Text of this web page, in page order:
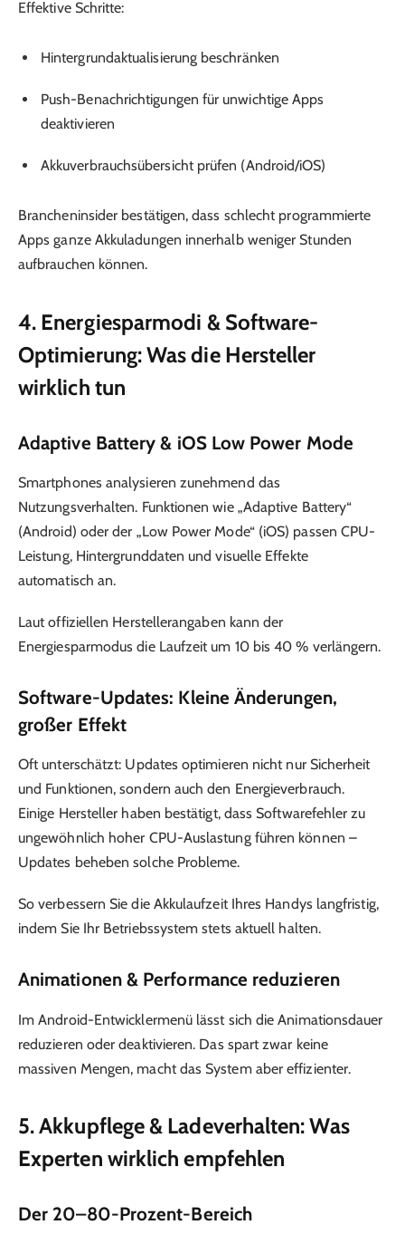
Effektive Schritte:
Hintergrundaktualisierung beschränken
Push-Benachrichtigungen für unwichtige Apps
deaktivieren
Akkuverbrauchsübersicht prüfen (Android/iOS)
Brancheninsider bestätigen, dass schlecht programmierte
Apps ganze Akkuladungen innerhalb weniger Stunden
aufbrauchen können.
4. Energiesparmodi & Software-
Optimierung: Was die Hersteller
wirklich tun
Adaptive Battery & iOS Low Power Mode
Smartphones analysieren zunehmend das
Nutzungsverhalten. Funktionen wie „Adaptive Battery“
(Android) oder der „Low Power Mode“ (iOS) passen CPU-
Leistung, Hintergrunddaten und visuelle Effekte
automatisch an.
Laut offiziellen Herstellerangaben kann der
Energiesparmodus die Laufzeit um 10 bis 40 % verlängern.
Software-Updates: Kleine Änderungen,
großer Effekt
Oft unterschätzt: Updates optimieren nicht nur Sicherheit
und Funktionen, sondern auch den Energieverbrauch.
Einige Hersteller haben bestätigt, dass Softwarefehler zu
ungewöhnlich hoher CPU-Auslastung führen können –
Updates beheben solche Probleme.
So verbessern Sie die Akkulaufzeit Ihres Handys langfristig,
indem Sie Ihr Betriebssystem stets aktuell halten.
Animationen & Performance reduzieren
Im Android-Entwicklermenü lässt sich die Animationsdauer
reduzieren oder deaktivieren. Das spart zwar keine
massiven Mengen, macht das System aber effizienter.
5. Akkupflege & Ladeverhalten: Was
Experten wirklich empfehlen
Der 20–80-Prozent-Bereich